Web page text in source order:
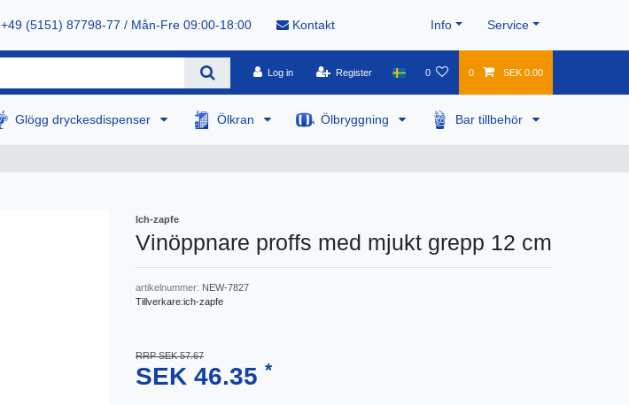
+49 (5151) 87798-77 / Mån-Fre 09:00-18:00 Kontakt Info Service
Log in Register 0 0 SEK 0.00
Glögg dryckesdispenser Ölkran Ölbryggning Bar tillbehör
Ich-zapfe
Vinöppnare proffs med mjukt grepp 12 cm
artikelnummer: NEW-7827
Tillverkare:ich-zapfe
RRP SEK 57.67
SEK 46.35 *